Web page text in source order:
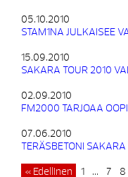
05.10.2010
STAM1NA JULKAISEE
15.09.2010
SAKARA TOUR 2010
02.09.2010
FM2000 TARJOAA
07.06.2010
TERÄSBETONI SAKARA
« Edellinen 1 … 7 8